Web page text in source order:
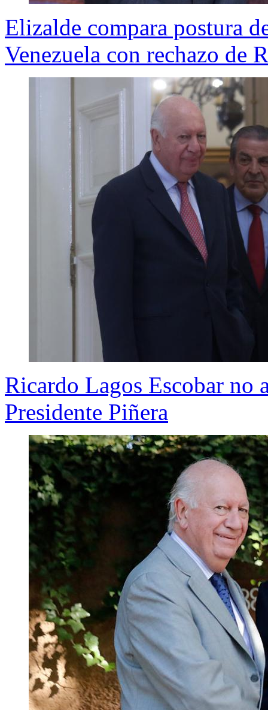
Elizalde compara postura
Venezuela con rechazo de
Ricardo Lagos Escobar no
Presidente Piñera